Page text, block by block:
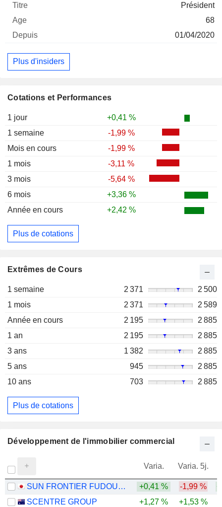
Cotations et Performances
1 jour
+0,41 %
1 semaine
-1,99 %
Mois en cours
-1,99 %
1 mois
-3,11 %
3 mois
-5,64 %
6 mois
+3,36 %
Année en cours
+2,42 %
Plus de cotations
Extrêmes de Cours
1 semaine 2 371
2 500
1 mois
2 371
2 589
Année en cours
2 195
2 885
1 an
2 195
2 885
3 ans
1 382
2 885
5 ans
945
2 885
10 ans
703 2 885
Plus de cotations
Président
68
01/04/2020
Plus d'insiders
Développement de l'immobilier commercial
Varia. Varia. 5j.
SUN FRONTIER FUDOUSAN CO., LTD. +0,41 % -1,99 %
SCENTRE GROUP
+1,27 % +1,53 %